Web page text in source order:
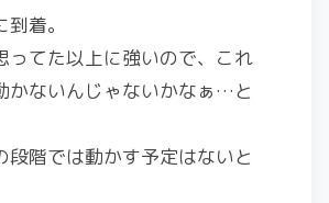
着。
ってた以上に強いので、これ
かないんじゃないかなぁ…と
段階では動かす予定はないと